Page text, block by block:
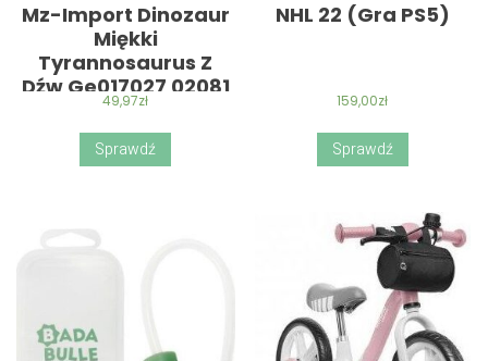
Mz-Import Dinozaur
Miękki
Tyrannosaurus Z
Dźw Ge017027 02081
49,97zł
Sprawdź
NHL 22 (Gra PS5)
159,00zł
Sprawdź